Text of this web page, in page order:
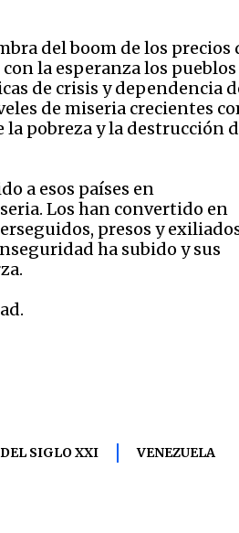
del boom de los precios
la esperanza los pueblos
de crisis y dependencia
de miseria crecientes
pobreza y la destrucción
a esos países en
Los han convertido en
presos y
ha subido y sus
SIGLO XXI VENEZUELA